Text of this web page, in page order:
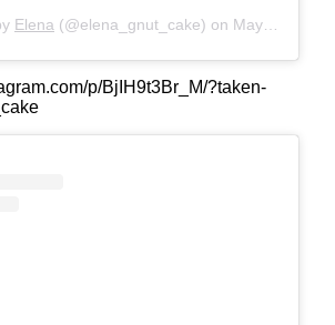
Elena (@elena_gnut_cake) on May 20, 2018 at 2:09am PDT
p/BjIH9t3Br_M/?taken-